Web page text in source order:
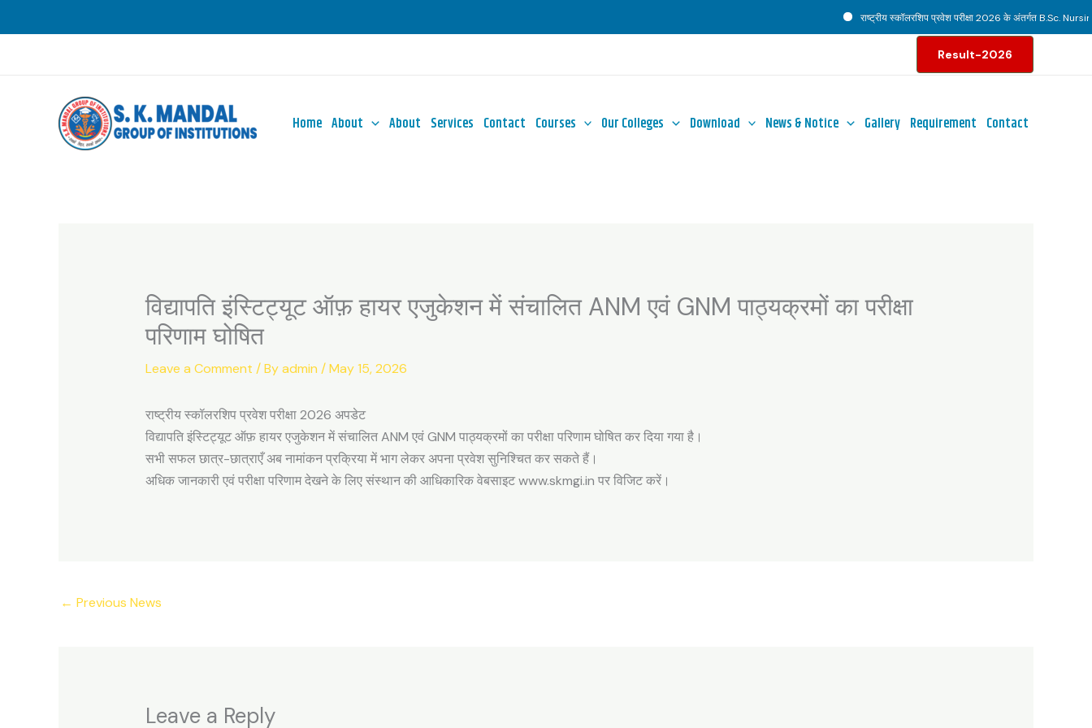
राष्ट्रीय स्कॉलरशिप प्रवेश परीक्षा 2026 के अंतर्गत B.Sc.
to
Result-2026
Home About About Services Contact Courses Our Colleges Download News & Notice Gallery Requirement Contact
विद्यापति इंस्टिट्यूट ऑफ़ हायर एजुकेशन में संचालित ANM एवं GNM पाठ्यक्रमों का परीक्षा
परिणाम घोषित
Leave a Comment / Byadmin /May 15, 2026
राष्ट्रीय स्कॉलरशिप प्रवेश परीक्षा 2026 अपडेट
विद्यापति इंस्टिट्यूट ऑफ़ हायर एजुकेशन में संचालित ANM एवं GNM पाठ्यक्रमों का परीक्षा परिणाम घोषित कर दिया गया है।
सभी सफल छात्र-छात्राएँ अब नामांकन प्रक्रिया में भाग लेकर अपना प्रवेश सुनिश्चित कर सकते हैं।
अधिक जानकारी एवं परीक्षा परिणाम देखने के लिए संस्थान की आधिकारिक वेबसाइट www.skmgi.in पर विजिट करें।
← Previous News
Leave a Reply